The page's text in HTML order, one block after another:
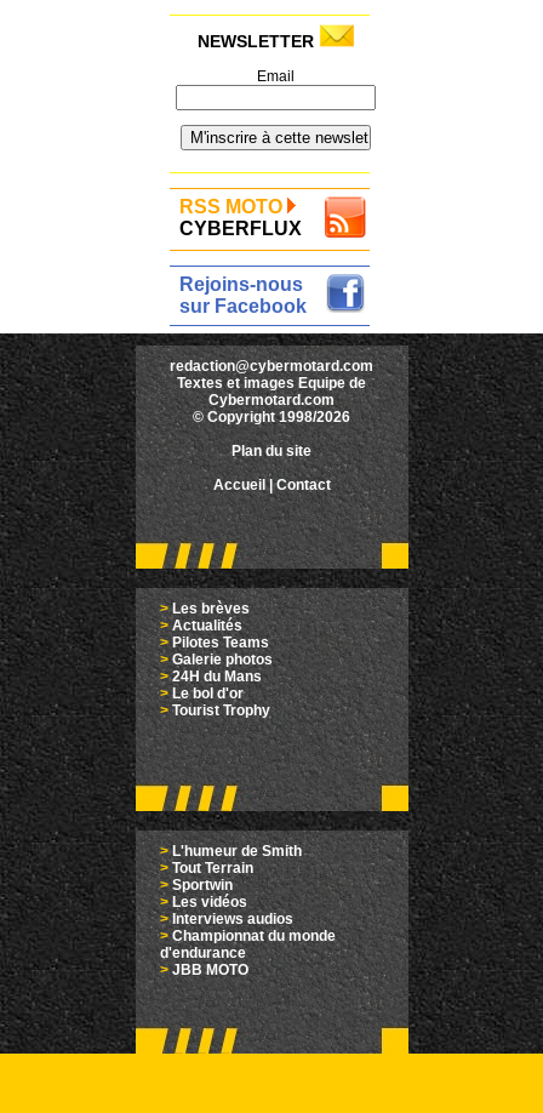
NEWSLETTER
Email
RSS MOTO
CYBERFLUX
Rejoins-nous
sur Facebook
redaction@cybermotard.com
Textes et images Equipe de
Cybermotard.com
© Copyright 1998/2026
Plan du site
Accueil |Contact
>Les brèves
> Actualités
> Pilotes Teams
>Galerie photos
>24H du Mans
>Le bol d'or
> Tourist Trophy
>L'humeur de Smith
> Tout Terrain
> Sportwin
> Les vidéos
> Interviews audios
>Championnat du monde
d'endurance
> JBB MOTO